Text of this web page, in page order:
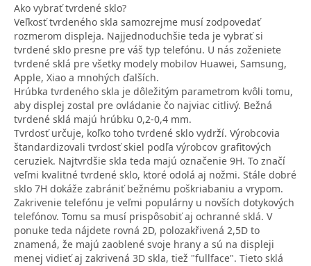
Ako vybrať tvrdené sklo?
Veľkosť tvrdeného skla samozrejme musí zodpovedať
rozmerom displeja. Najjednoduchšie teda je vybrať si
tvrdené sklo presne pre váš typ telefónu. U nás zoženiete
tvrdené sklá pre všetky modely mobilov Huawei, Samsung,
Apple, Xiao a mnohých ďalších.
Hrúbka tvrdeného skla je dôležitým parametrom kvôli tomu,
aby displej zostal pre ovládanie čo najviac citlivý. Bežná
tvrdené sklá majú hrúbku 0,2-0,4 mm.
Tvrdosť určuje, koľko toho tvrdené sklo vydrží. Výrobcovia
štandardizovali tvrdosť skiel podľa výrobcov grafitových
ceruziek. Najtvrdšie skla teda majú označenie 9H. To značí
veľmi kvalitné tvrdené sklo, ktoré odolá aj nožmi. Stále dobré
sklo 7H dokáže zabrániť bežnému poškriabaniu a vrypom.
Zakrivenie telefónu je veľmi populárny u novších dotykových
telefónov. Tomu sa musí prispôsobiť aj ochranné sklá. V
ponuke teda nájdete rovná 2D, polozakřivená 2,5D to
znamená, že majú zaoblené svoje hrany a sú na displeji
menej vidieť aj zakrivená 3D skla, tiež "fullface". Tieto sklá